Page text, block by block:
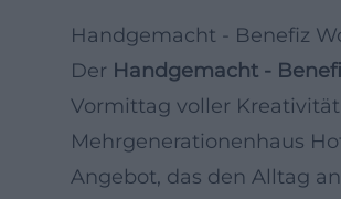
Handgemacht - Benefiz
Der Handgemacht -
Vormittag voller
Mehrgenerationenhaus
Angebot, das den Alltag